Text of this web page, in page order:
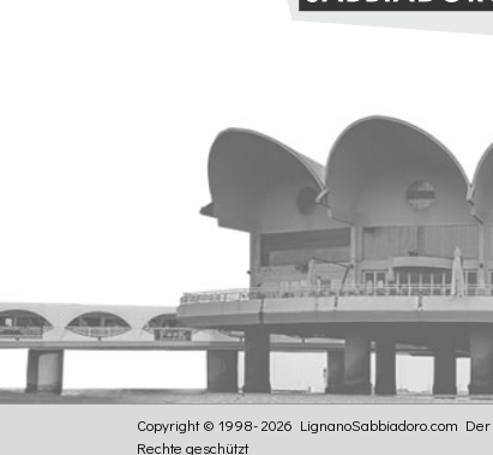
Copyright © 1998- 2026 LignanoSabbiadoro.com
Rechte geschützt